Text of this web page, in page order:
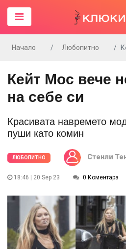
Начало Любопитно
Кейт Мос вече
на себе си
Красивата навремето
пуши като комин
ЛЮБОПИТНО Стенли
18:46 | 20 Sep 23 0 Коментара